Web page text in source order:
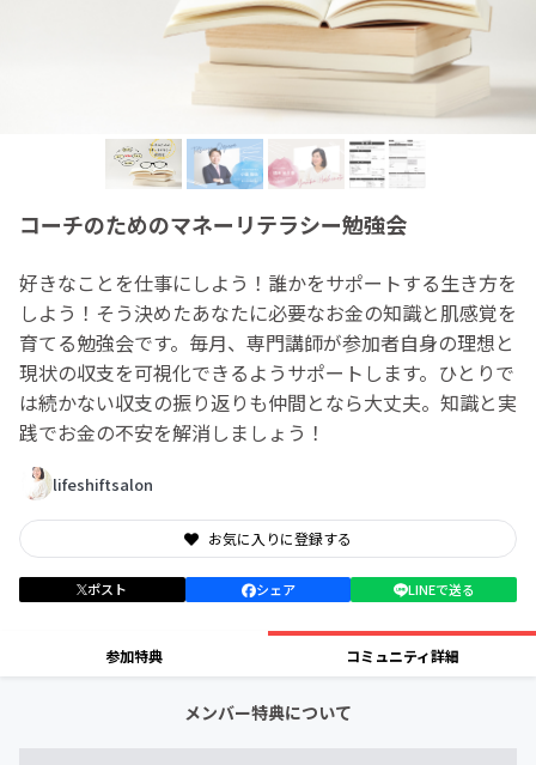
コーチのためのマネーリテラシー勉強会
好きなことを仕事にしよう！誰かをサポートする生き方を
しよう！そう決めたあなたに必要なお金の知識と肌感覚を
育てる勉強会です。毎月、専門講師が参加者自身の理想と
現状の収支を可視化できるようサポートします。ひとりで
は続かない収支の振り返りも仲間となら大丈夫。知識と実
践でお金の不安を解消しましょう！
lifeshiftsalon
お気に入りに登録する
ポスト シェア LINEで送る
参加特典 コミュニティ詳細
メンバー特典について